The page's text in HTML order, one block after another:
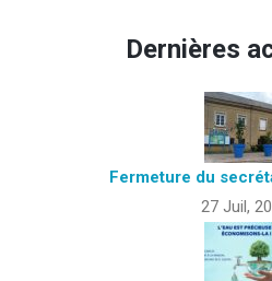
Dernières
Fermeture du
27 Juil,